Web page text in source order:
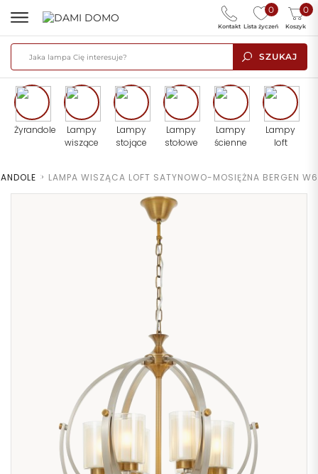
SZUKAJ
0
Lista życzeń
0
Koszyk
Kontakt
Żyrandole
Lampy
wiszące
Lampy
stojące
Lampy
stołowe
Lampy
ścienne
Lampy
loft
> LAMPA WISZĄCA LOFT SATYNOWO-MOSIĘŻNA BERGEN W6